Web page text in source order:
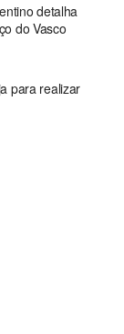
detalha
do Vasco
para realizar